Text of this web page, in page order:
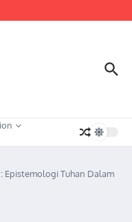
PERUBAHAN SOSIAL
Kasus Melonjaknya Harga dan
Epistemologi Tuhan Dalam